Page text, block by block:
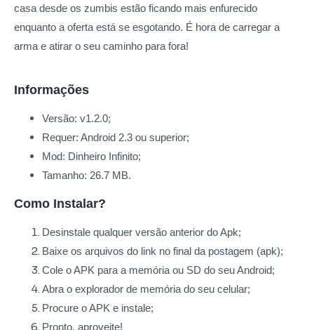
casa desde os zumbis estão ficando mais enfurecido
enquanto a oferta está se esgotando. É hora de carregar a
arma e atirar o seu caminho para fora!
Informações
Versão: v1.2.0;
Requer: Android 2.3 ou superior;
Mod: Dinheiro Infinito;
Tamanho: 26.7 MB.
Como Instalar?
Desinstale qualquer versão anterior do Apk;
Baixe os arquivos do link no final da postagem (apk);
Cole o APK para a memória ou SD do seu Android;
Abra o explorador de memória do seu celular;
Procure o APK e instale;
Pronto, aproveite!